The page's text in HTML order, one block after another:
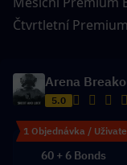
Čtvrtletní
Arena
5.0
1 Objednávka /
60 + 6 Bonds